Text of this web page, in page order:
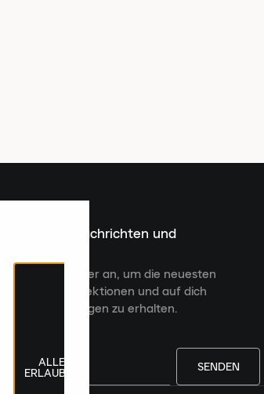
neuesten Nachrichten und
an
Newsletter an, um die neuesten
kuratierte Kollektionen und auf dich
zu erhalten.
SENDEN
ALLE
ERLAUBEN